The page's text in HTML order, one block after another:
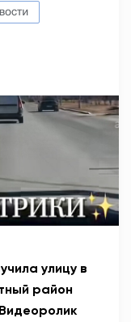
улицу в
район